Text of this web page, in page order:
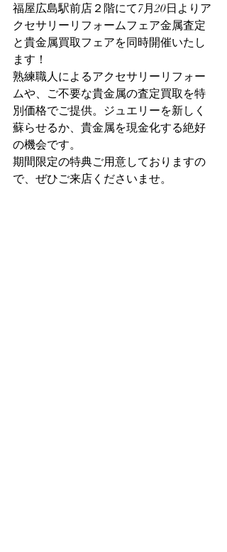
福屋広島駅前店２階にて7月20日よりア
クセサリーリフォームフェア金属査定
と貴金属買取フェアを同時開催いたし
ます！
熟練職人によるアクセサリーリフォー
ムや、ご不要な貴金属の査定買取を特
別価格でご提供。ジュエリーを新しく
蘇らせるか、貴金属を現金化する絶好
の機会です。
期間限定の特典ご用意しておりますの
で、ぜひご来店くださいませ。